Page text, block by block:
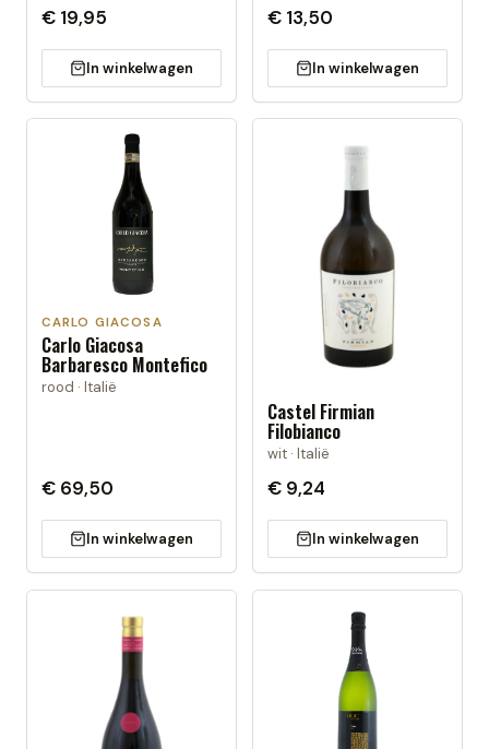
€ 19,95
In winkelwagen
€ 13,50
In winkelwagen
CARLO GIACOSA
Carlo Giacosa
Barbaresco Montefico
rood · Italië
€ 69,50
In winkelwagen
Castel Firmian
Filobianco
wit · Italië
€ 9,24
In winkelwagen